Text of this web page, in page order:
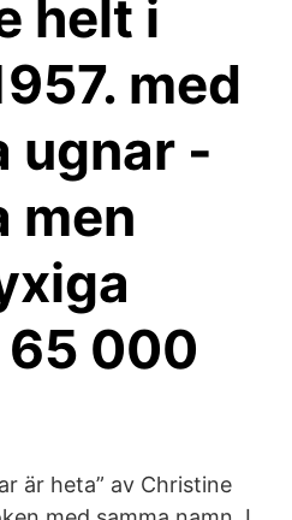
helt i
med
ugnar -
men
000
är heta” av Christine